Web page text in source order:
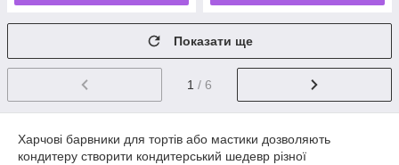
Показати ще
1 / 6
Харчові барвники для тортів або мастики дозволяють
кондитеру створити кондитерський шедевр різної